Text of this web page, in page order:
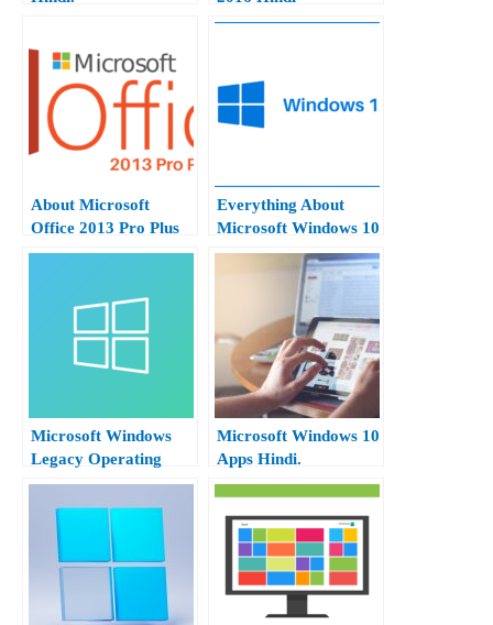
About Microsoft
Office 2013 Pro Plus
Hindi.
Everything About
Microsoft Windows 10
Hindi.
Microsoft Windows
Legacy Operating
System Hindi.
Microsoft Windows 10
Apps Hindi.